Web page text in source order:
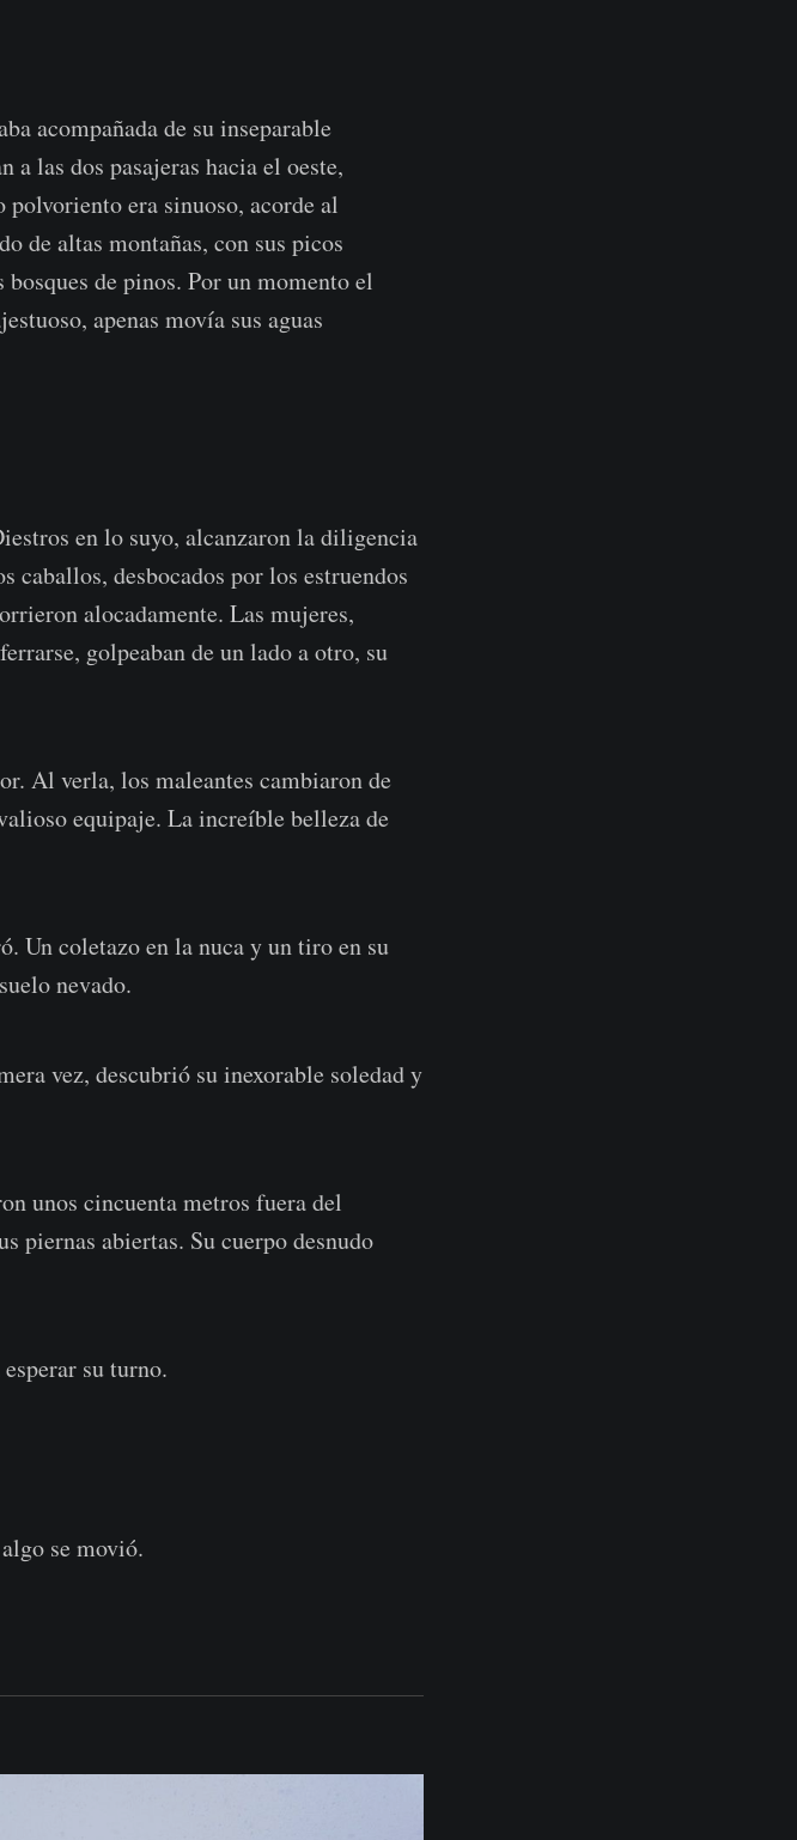
acompañada de su inseparable
las dos pasajeras hacia el oeste,
era sinuoso, acorde al
de altas montañas, con sus picos
de pinos. Por un momento el
apenas movía sus aguas
en lo suyo, alcanzaron la diligencia
caballos, desbocados por los estruendos
alocadamente. Las mujeres,
golpeaban de un lado a otro, su
Al verla, los maleantes cambiaron de
equipaje. La increíble belleza de
Un coletazo en la nuca y un tiro en su
nevado.
vez, descubrió su inexorable soledad y
unos cincuenta metros fuera del
piernas abiertas. Su cuerpo desnudo
su turno.
se movió.